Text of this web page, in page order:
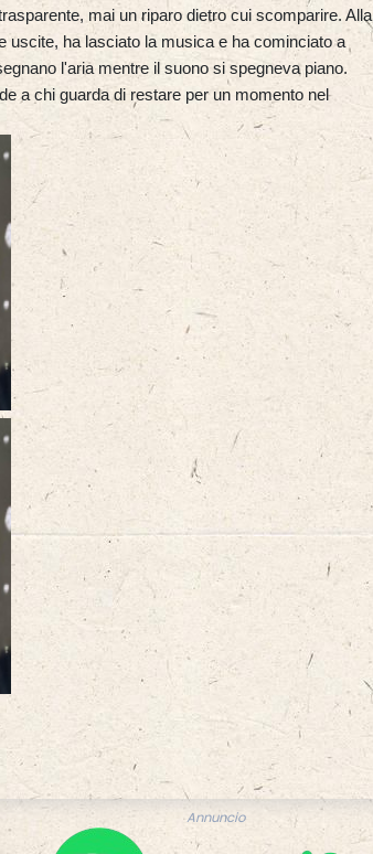
mai un riparo dietro cui scomparire. Alla
uscite, ha lasciato la musica e ha cominciato a
l'aria mentre il suono si spegneva piano.
a chi guarda di restare per un momento nel
Annuncio